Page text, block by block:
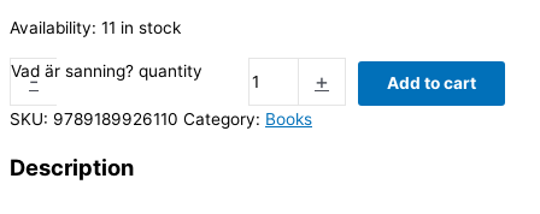
Availability: 11 in stock
-
Vad är sanning? quantity +
Add to cart
SKU: 9789189926110 Category: Books
Description